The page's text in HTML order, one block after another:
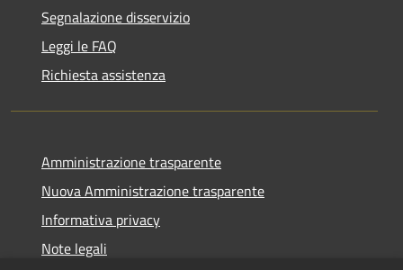
Segnalazione disservizio
Leggi le FAQ
Richiesta assistenza
Amministrazione trasparente
Nuova Amministrazione trasparente
Informativa privacy
Note legali